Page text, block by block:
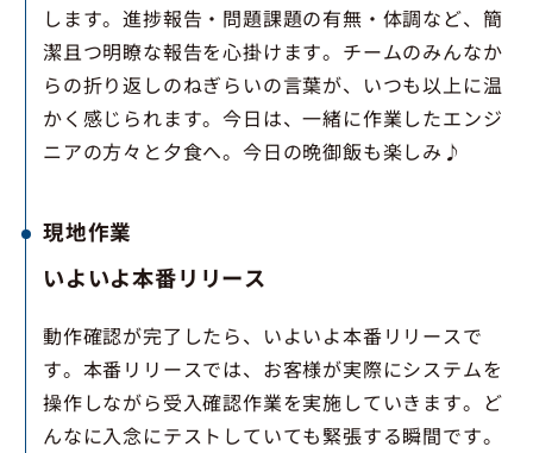
します。進捗報告・問題課題の有無・体調など、簡
潔且つ明瞭な報告を心掛けます。チームのみんなか
らの折り返しのねぎらいの言葉が、いつも以上に温
かく感じられます。今日は、一緒に作業したエンジ
ニアの方々と夕食へ。今日の晩御飯も楽しみ♪
現地作業
いよいよ本番リリース
動作確認が完了したら、いよいよ本番リリースで
す。本番リリースでは、お客様が実際にシステムを
操作しながら受入確認作業を実施していきます。ど
んなに入念にテストしていても緊張する瞬間です。